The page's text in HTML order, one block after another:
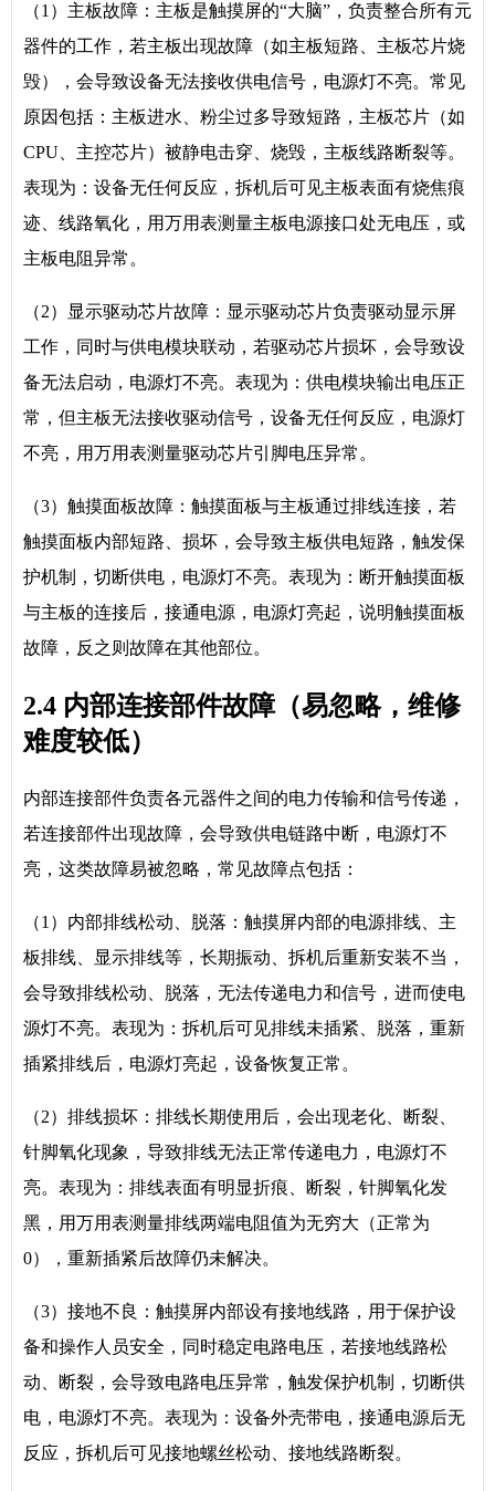
（1）主板故障：主板是触摸屏的“大脑”，负责整合所有元
器件的工作，若主板出现故障（如主板短路、主板芯片烧
毁），会导致设备无法接收供电信号，电源灯不亮。常见
原因包括：主板进水、粉尘过多导致短路，主板芯片（如
CPU、主控芯片）被静电击穿、烧毁，主板线路断裂等。
表现为：设备无任何反应，拆机后可见主板表面有烧焦痕
迹、线路氧化，用万用表测量主板电源接口处无电压，或
主板电阻异常。
（2）显示驱动芯片故障：显示驱动芯片负责驱动显示屏
工作，同时与供电模块联动，若驱动芯片损坏，会导致设
备无法启动，电源灯不亮。表现为：供电模块输出电压正
常，但主板无法接收驱动信号，设备无任何反应，电源灯
不亮，用万用表测量驱动芯片引脚电压异常。
（3）触摸面板故障：触摸面板与主板通过排线连接，若
触摸面板内部短路、损坏，会导致主板供电短路，触发保
护机制，切断供电，电源灯不亮。表现为：断开触摸面板
与主板的连接后，接通电源，电源灯亮起，说明触摸面板
故障，反之则故障在其他部位。
2.4 内部连接部件故障（易忽略，维修
难度较低）
内部连接部件负责各元器件之间的电力传输和信号传递，
若连接部件出现故障，会导致供电链路中断，电源灯不
亮，这类故障易被忽略，常见故障点包括：
（1）内部排线松动、脱落：触摸屏内部的电源排线、主
板排线、显示排线等，长期振动、拆机后重新安装不当，
会导致排线松动、脱落，无法传递电力和信号，进而使电
源灯不亮。表现为：拆机后可见排线未插紧、脱落，重新
插紧排线后，电源灯亮起，设备恢复正常。
（2）排线损坏：排线长期使用后，会出现老化、断裂、
针脚氧化现象，导致排线无法正常传递电力，电源灯不
亮。表现为：排线表面有明显折痕、断裂，针脚氧化发
黑，用万用表测量排线两端电阻值为无穷大（正常为
0），重新插紧后故障仍未解决。
（3）接地不良：触摸屏内部设有接地线路，用于保护设
备和操作人员安全，同时稳定电路电压，若接地线路松
动、断裂，会导致电路电压异常，触发保护机制，切断供
电，电源灯不亮。表现为：设备外壳带电，接通电源后无
反应，拆机后可见接地螺丝松动、接地线路断裂。